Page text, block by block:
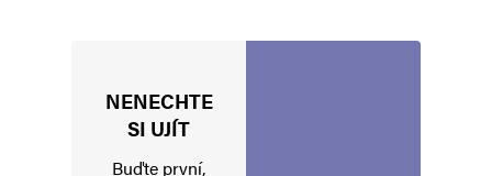
NENECHTE
SI UJÍT
Buďte první,